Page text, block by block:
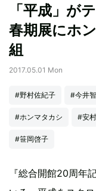
「平成」が
春期展にホ
組
2017.05.01 Mon
#野村佐紀子 #今井
#ホンマタカシ #安
#笹岡啓子
『総合開館20周年